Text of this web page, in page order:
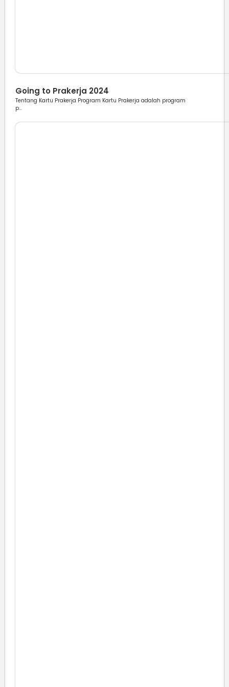
Going to Prakerja 2024
Tentang Kartu Prakerja Program Kartu Prakerja adalah program
p...